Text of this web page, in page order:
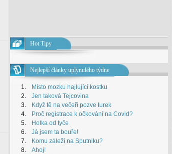
Hot Tipy
Nejlepší články uplynulého týdne
1.
Místo mozku hajlující kostku
2.
Jen taková Tejcovina
3.
Když tě na večeři pozve turek
4.
Proč registrace k očkování na Covid?
5.
Holka od tyče
6.
Já jsem ta bouře!
7.
Komu záleží na Sputniku?
8.
Ahoj!